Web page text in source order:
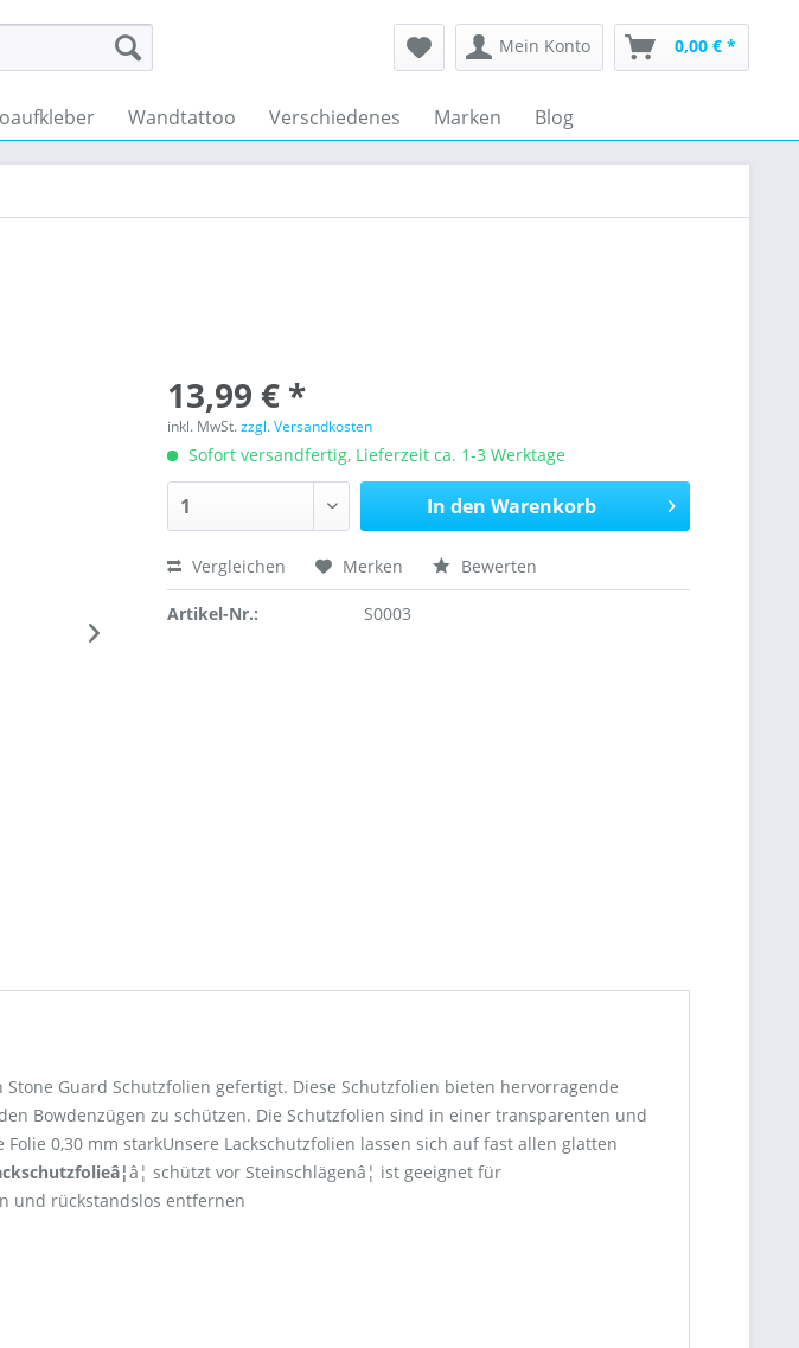
Mein Konto 0,00 € *
Wandtattoo Verschiedenes Marken Blog
13,99 € *
inkl. MwSt.zzgl. Versandkosten
Sofort versandfertig, Lieferzeit ca. 1-3 Werktage
In den Warenkorb
Vergleichen Merken Bewerten
Artikel-Nr.: S0003
Guard Schutzfolien gefertigt. Diese Schutzfolien bieten hervorragende
Bowdenzügen zu schützen. Die Schutzfolien sind in einer transparenten und
0,30 mm starkUnsere Lackschutzfolien lassen sich auf fast allen glatten
â¦ schützt vor Steinschlägenâ¦ ist geeignet für
und rückstandslos entfernen